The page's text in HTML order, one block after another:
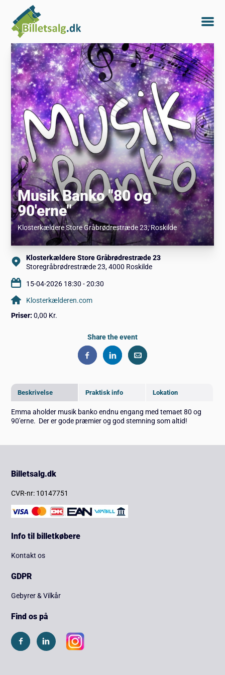
Musik Banko "80 og
90'erne"
Klosterkældere Store Gråbrødrestræde 23, Roskilde
Beskrivelse Praktisk info Lokation
Emma aholder musik banko endnu engang med temaet 80 og
90'erne. Der er gode præmier og god stemning som altid!
Klosterkældere Store Gråbrødrestræde 23
Storegråbrødrestræde 23, 4000 Roskilde
15-04-2026 18:30 - 20:30
Klosterkælderen.com
Priser: 0,00 Kr.
Share the event
Billetsalg.dk
CVR-nr: 10147751
Info til billetkøbere
Kontakt os
GDPR
Gebyrer & Vilkår
Find os på